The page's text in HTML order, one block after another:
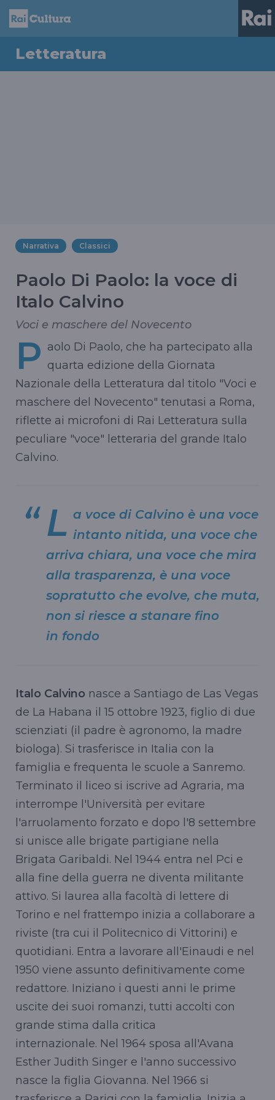
Letteratura
Narrativa Classici
Paolo Di Paolo: la voce di
Italo Calvino
Voci e maschere del Novecento
P aolo Di Paolo, che ha partecipato alla
quarta edizione della Giornata
Nazionale della Letteratura dal titolo "Voci e
maschere del Novecento" tenutasi a Roma,
riflette ai microfoni di Rai Letteratura sulla
peculiare "voce" letteraria del grande Italo
Calvino.
L a voce di Calvino è una voce
intanto nitida, una voce che
arriva chiara, una voce che mira
alla trasparenza, è una voce
sopratutto che evolve, che muta,
non si riesce a stanare fino
in fondo
Italo Calvino nasce a Santiago de Las Vegas
de La Habana il 15 ottobre 1923, figlio di due
scienziati (il padre è agronomo, la madre
biologa). Si trasferisce in Italia con la
famiglia e frequenta le scuole a Sanremo.
Terminato il liceo si iscrive ad Agraria, ma
interrompe l'Università per evitare
l'arruolamento forzato e dopo l'8 settembre
si unisce alle brigate partigiane nella
Brigata Garibaldi. Nel 1944 entra nel Pci e
alla fine della guerra ne diventa militante
attivo. Si laurea alla facoltà di lettere di
Torino e nel frattempo inizia a collaborare a
riviste (tra cui il Politecnico di Vittorini) e
quotidiani. Entra a lavorare all'Einaudi e nel
1950 viene assunto definitivamente come
redattore. Iniziano i questi anni le prime
uscite dei suoi romanzi, tutti accolti con
grande stima dalla critica
internazionale. Nel 1964 sposa all'Avana
Esther Judith Singer e l'anno successivo
nasce la figlia Giovanna. Nel 1966 si